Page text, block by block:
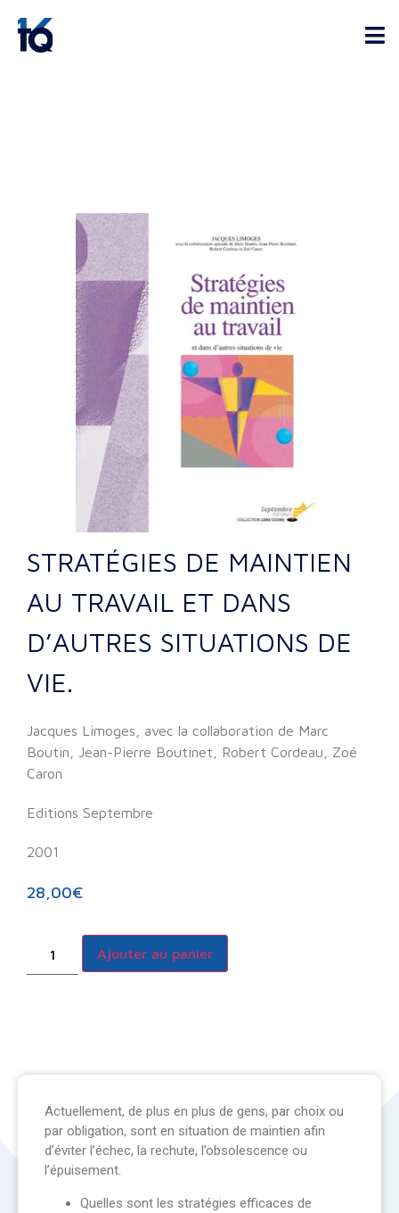
STRATÉGIES DE MAINTIEN
AU TRAVAIL ET DANS
D’AUTRES SITUATIONS DE
VIE.
Jacques Limoges, avec la collaboration de Marc
Boutin, Jean-Pierre Boutinet, Robert Cordeau, Zoé
Caron
Editions Septembre
2001
28,00€
Ajouter au panier
Actuellement, de plus en plus de gens, par choix ou
par obligation, sont en situation de maintien afin
d’éviter l’échec, la rechute, l’obsolescence ou
l’épuisement.
Quelles sont les stratégies efficaces de